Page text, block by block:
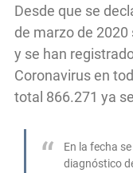
Desde que se
de marzo de
y se han
Coronavirus en
total 866.271 ya
En la fecha
diagnóstico